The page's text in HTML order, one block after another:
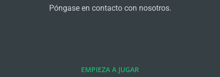
Póngase en contacto con nosotros.
EMPIEZA A JUGAR